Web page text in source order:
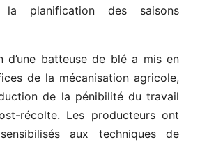
la planification des saisons
d’une batteuse de blé a mis en
de la mécanisation agricole,
de la pénibilité du travail
récolte. Les producteurs ont
aux techniques de